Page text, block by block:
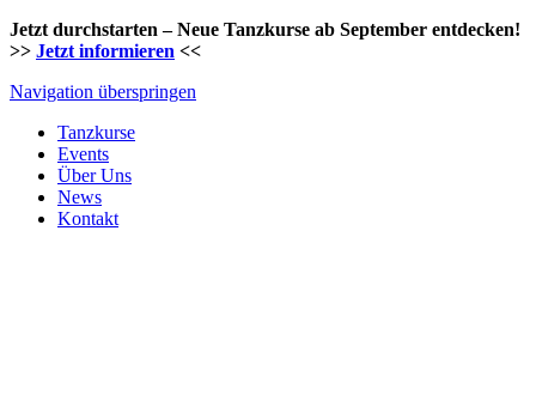
Jetzt durchstarten – Neue Tanzkurse ab September entdecken!
>> Jetzt informieren <<
Navigation überspringen
Tanzkurse
Events
Über Uns
News
Kontakt